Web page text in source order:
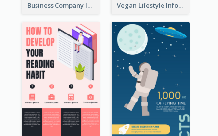
Business Company Infographic Vegan Lifestyle Infographic